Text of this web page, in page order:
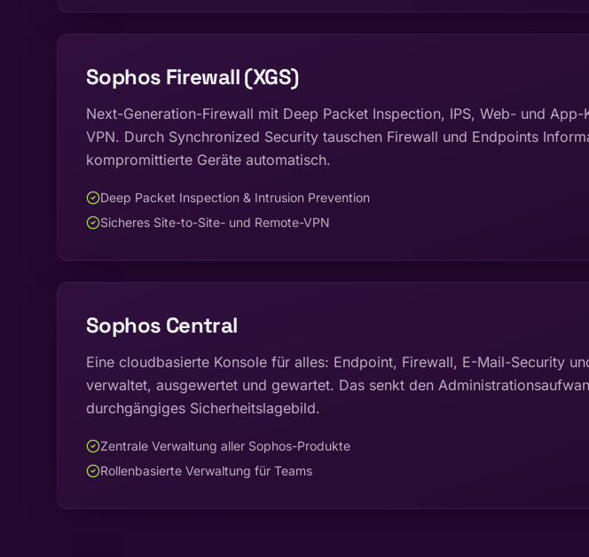
Sophos Firewall (XGS)
Next-Generation-Firewall mit Deep Packet Inspection, IPS, Web- und
VPN. Durch Synchronized Security tauschen Firewall und Endpoints
kompromittierte Geräte automatisch.
Deep Packet Inspection & Intrusion Prevention
Sicheres Site-to-Site- und Remote-VPN
Sophos Central
Eine cloudbasierte Konsole für alles: Endpoint, Firewall, E-Mail-Security
verwaltet, ausgewertet und gewartet. Das senkt den
durchgängiges Sicherheitslagebild.
Zentrale Verwaltung aller Sophos-Produkte
Rollenbasierte Verwaltung für Teams